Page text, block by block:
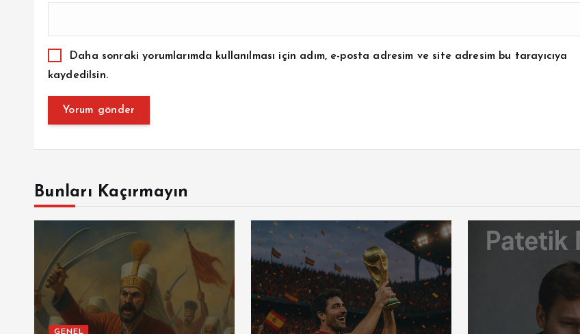
Daha sonraki yorumlarımda kullanılması için adım, e-posta adresim ve site adresim bu tarayıcıya
kaydedilsin.
Bunları Kaçırmayın
GENEL